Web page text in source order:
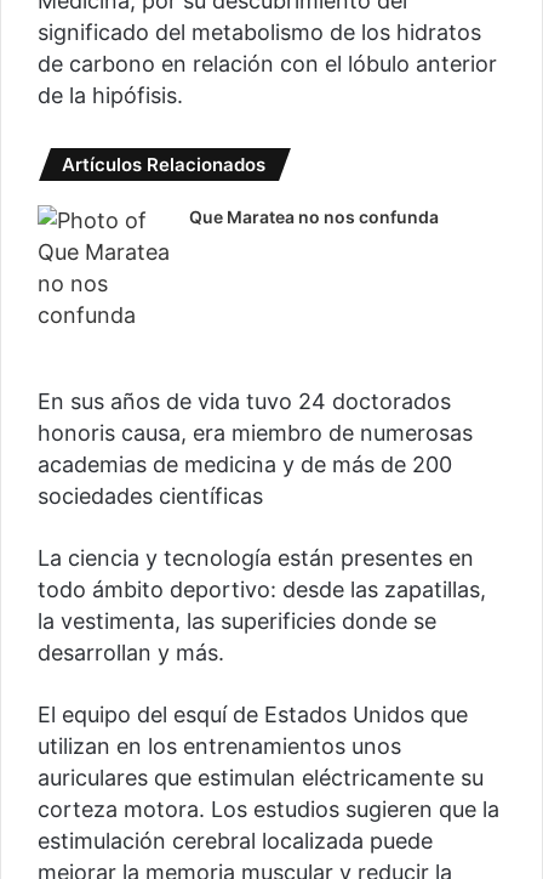
significado del metabolismo de los hidratos
de carbono en relación con el lóbulo anterior
de la hipófisis.
Artículos Relacionados
Que Maratea no nos confunda
En sus años de vida tuvo 24 doctorados
honoris causa, era miembro de numerosas
academias de medicina y de más de 200
sociedades científicas
La ciencia y tecnología están presentes en
todo ámbito deportivo: desde las zapatillas,
la vestimenta, las superificies donde se
desarrollan y más.
El equipo del esquí de Estados Unidos que
utilizan en los entrenamientos unos
auriculares que estimulan eléctricamente su
corteza motora. Los estudios sugieren que la
estimulación cerebral localizada puede
mejorar la memoria muscular y reducir la